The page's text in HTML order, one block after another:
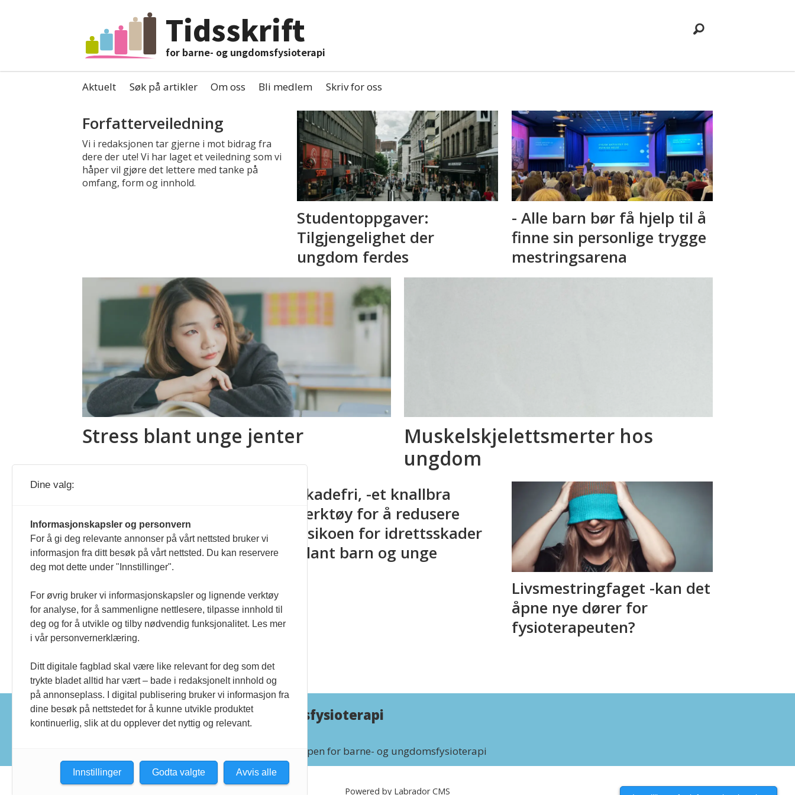
Tidsskrift
for barne- og ungdomsfysioterapi
Aktuelt Søk på artikler Om oss Bli medlem Skriv for oss
ungdom
Forfatterveiledning
Vi i redaksjonen tar gjerne i mot bidrag fra
dere der ute! Vi har laget et veiledning som vi
håper vil gjøre det lettere med tanke på
omfang, form og innhold.
Studentoppgaver:
Tilgjengelighet der
ungdom ferdes
- Alle barn bør få hjelp til å
finne sin personlige trygge
mestringsarena
Stress blant unge jenter
Muskelskjelettsmerter hos
ungdom
utmattelse knyttet til
inflammatorisk revmatisk
sykdom - en
kunnskapsbasert
fagprosedyre
Skadefri, -et knallbra
verktøy for å redusere
risikoen for idrettsskader
blant barn og unge
Livsmestringfaget -kan det
åpne nye dører for
fysioterapeuten?
Tidsskrift for barne- og ungdomsfysioterapi
Norsk Fysioterapeutforbund, Faggruppen for barne- og ungdomsfysioterapi
Powered by Labrador CMS
Dine valg:
Informasjonskapsler og personvern
For å gi deg relevante annonser på vårt nettsted bruker vi
informasjon fra ditt besøk på vårt nettsted. Du kan reservere
deg mot dette under "Innstillinger".
For øvrig bruker vi informasjonskapsler og lignende verktøy
for analyse, for å sammenligne nettlesere, tilpasse innhold til
deg og for å utvikle og tilby nødvendig funksjonalitet. Les mer
i vår personvernerklæring.
Ditt digitale fagblad skal være like relevant for deg som det
trykte bladet alltid har vært – bade i redaksjonelt innhold og
på annonseplass. I digital publisering bruker vi informasjon fra
dine besøk på nettstedet for å kunne utvikle produktet
kontinuerlig, slik at du opplever det nyttig og relevant.
Avvis alle
Godta valgte
Innstillinger